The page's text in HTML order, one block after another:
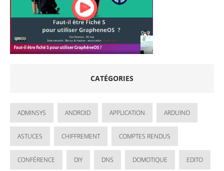
CATÉGORIES
ADMINSYS ANDROID APPLICATION ARDUINO
ASTUCES CHIFFREMENT COMPTES RENDUS
CONFÉRENCE DIY DNS DOMOTIQUE EDITO